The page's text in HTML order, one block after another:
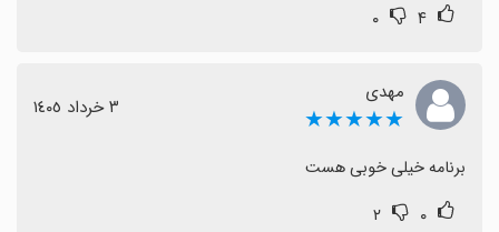
۴ ۰
مهدی
★★★★★ ٣ خرداد ١٤٠٥
برنامه خیلی خوبی هست
۰ ۲